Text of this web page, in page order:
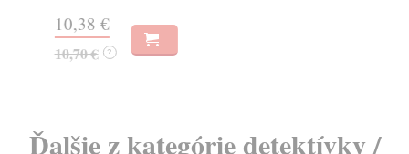
10,38 €
10,70 € ?
Ďalšie z kategórie detektívky /